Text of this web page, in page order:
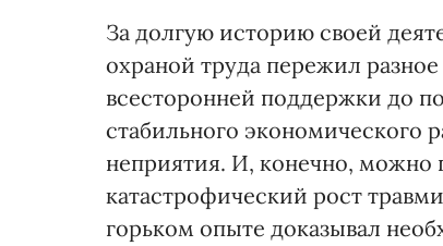
За долгую историю своей
охраной труда пережил
всесторонней поддержки до
стабильного экономического
неприятия. И, конечно, можно
катастрофический рост
горьком опыте доказывал